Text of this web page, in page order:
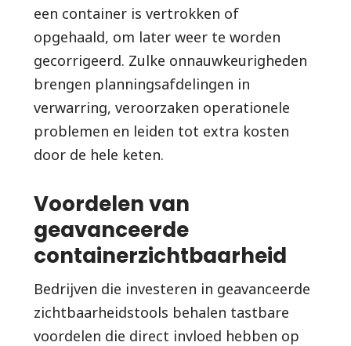
een container is vertrokken of
opgehaald, om later weer te worden
gecorrigeerd. Zulke onnauwkeurigheden
brengen planningsafdelingen in
verwarring, veroorzaken operationele
problemen en leiden tot extra kosten
door de hele keten.
Voordelen van
geavanceerde
containerzichtbaarheid
Bedrijven die investeren in geavanceerde
zichtbaarheidstools behalen tastbare
voordelen die direct invloed hebben op